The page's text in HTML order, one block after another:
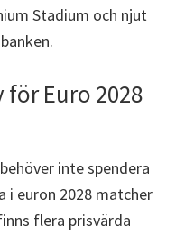
Stadium och njut
Euro 2028
inte spendera
euron 2028 matcher
flera prisvärda